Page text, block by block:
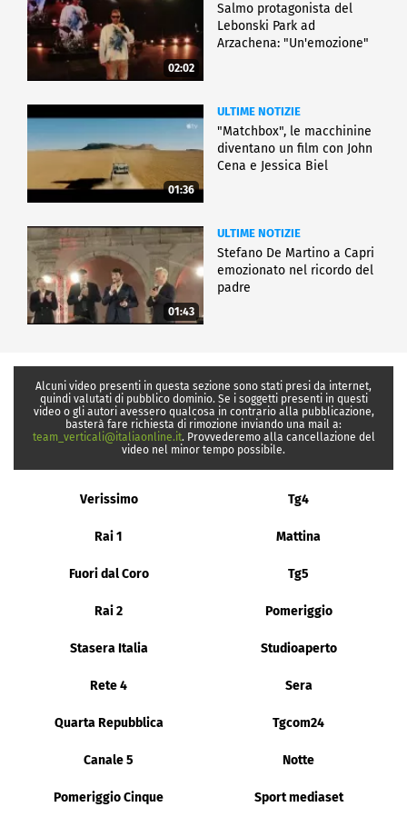
02:02
Salmo protagonista del
Lebonski Park ad
Arzachena: "Un'emozione"
01:36
ULTIME NOTIZIE
"Matchbox", le macchinine
diventano un film con John
Cena e Jessica Biel
01:43
ULTIME NOTIZIE
Stefano De Martino a Capri
emozionato nel ricordo del
padre
Alcuni video presenti in questa sezione sono stati presi da internet,
quindi valutati di pubblico dominio. Se i soggetti presenti in questi
video o gli autori avessero qualcosa in contrario alla pubblicazione,
basterà fare richiesta di rimozione inviando una mail a:
team_verticali@italiaonline.it. Provvederemo alla cancellazione del
video nel minor tempo possibile.
Verissimo Tg4
Rai 1 Mattina
Fuori dal Coro Tg5
Rai 2 Pomeriggio
Stasera Italia Studioaperto
Rete 4 Sera
Quarta Repubblica Tgcom24
Canale 5 Notte
Pomeriggio Cinque Sport mediaset